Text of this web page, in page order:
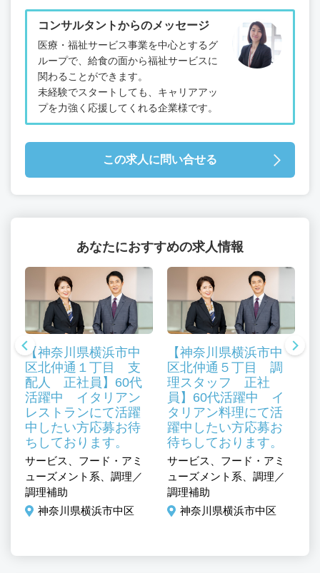
コンサルタントからのメッセージ
医療・福祉サービス事業を中心とするグ
ループで、給食の面から福祉サービスに
関わることができます。
未経験でスタートしても、キャリアアッ
プを力強く応援してくれる企業様です。
この求人に問い合せる
あなたにおすすめの求人情報
【神奈川県横浜市中
区北仲通１丁目 支
配人 正社員】60代
活躍中 イタリアン
レストランにて活躍
中したい方応募お待
ちしております。
サービス、フード・アミ
ューズメント系、調理／
調理補助
神奈川県横浜市中区
【神奈川県横浜市中
区北仲通５丁目 調
理スタッフ 正社
員】60代活躍中 イ
タリアン料理にて活
躍中したい方応募お
待ちしております。
サービス、フード・アミ
ューズメント系、調理／
調理補助
神奈川県横浜市中区